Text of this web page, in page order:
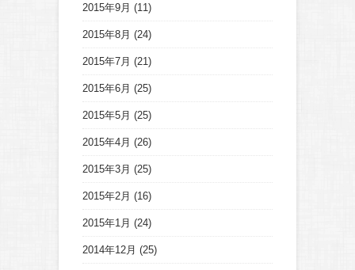
2015年9月 (11)
2015年8月 (24)
2015年7月 (21)
2015年6月 (25)
2015年5月 (25)
2015年4月 (26)
2015年3月 (25)
2015年2月 (16)
2015年1月 (24)
2014年12月 (25)